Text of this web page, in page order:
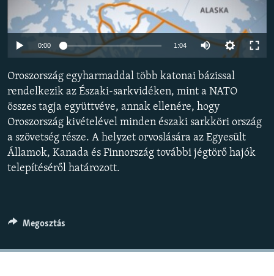
EURÓPAI UNIÓ
VILÁG
KLÍMAVÁLTOZÁS
A MÚLT TANULSÁGAI
KÖVESSEN MINKET!
Valamennyi RFE/RL weboldal
Auto 240p 480p
720p
0:00 1:04 Auto
480p
1080p
Oroszország egyharmaddal több katonai bázissal
rendelkezik az Északi-sarkvidéken, mint a NATO
összes tagja együttvéve, annak ellenére, hogy
Oroszország kivételével minden északi sarkköri ország
a szövetség része. A helyzet orvoslására az Egyesült
Államok, Kanada és Finnország további jégtörő hajók
telepítéséről határozott.
Megosztás